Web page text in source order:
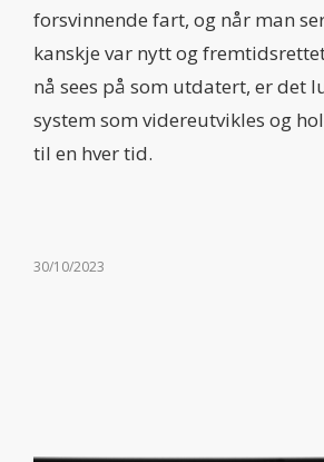
forsvinnende fart, og når man
kanskje var nytt og
nå sees på som utdatert, er det
system som videreutvikles og
til en hver tid.
30/10/2023